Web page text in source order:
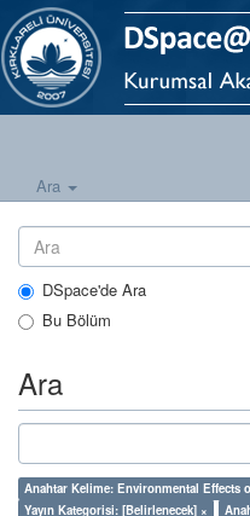
Ara
DSpace'de Ara
Bu Bölüm
Ara
Anahtar Kelime: Environmental Effects
Yayın Kategorisi: [Belirlenecek] ×